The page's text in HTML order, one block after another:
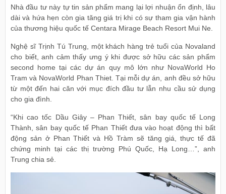
Nhà đầu tư này tự tin sản phẩm mang lại lợi nhuận ổn định, lâu
dài và hứa hẹn còn gia tăng giá trị khi có sự tham gia vận hành
của thương hiệu quốc tế Centara Mirage Beach Resort Mui Ne.
Nghệ sĩ Trịnh Tú Trung, một khách hàng trẻ tuổi của Novaland
cho biết, anh cảm thấy ưng ý khi được sở hữu các sản phẩm
second home tại các dự án quy mô lớn như NovaWorld Ho
Tram và NovaWorld Phan Thiet. Tại mỗi dự án, anh đều sở hữu
từ một đến hai căn với mục đích đầu tư lẫn nhu cầu sử dụng
cho gia đình.
“Khi cao tốc Dầu Giây – Phan Thiết, sân bay quốc tế Long
Thành, sân bay quốc tế Phan Thiết đưa vào hoạt động thì bất
động sản ở Phan Thiết và Hồ Tràm sẽ tăng giá, thực tế đã
chứng minh tại các thị trường Phú Quốc, Hạ Long…”, anh
Trung chia sẻ.